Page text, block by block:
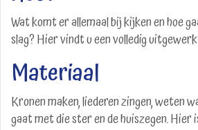
Wat komt er allemaal bij kijken en hoe
slag? Hier vindt u een volledig
Materiaal
Kronen maken, liederen zingen, weten
gaat met die ster en de huiszegen. Hier